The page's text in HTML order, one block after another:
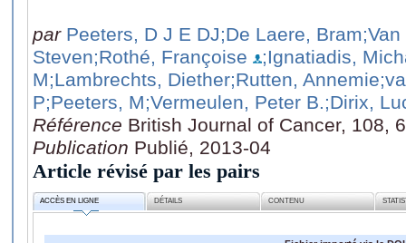
par Peeters, D J E DJ;De Laere, Bram
Steven;Rothé, Françoise
;Ignatiadis,
M;Lambrechts, Diether;Rutten, Annemie
P;Peeters, M;Vermeulen, Peter B.;Dirix,
Référence British Journal of Cancer, 108,
Publication Publié, 2013-04
Article révisé par les pairs
ACCÈS EN LIGNE DÉTAILS CONTENU